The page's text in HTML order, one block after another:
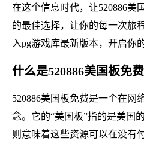
在这个信息时代，让520886美
的最佳选择，让你的每一次旅
入pg游戏库最新版本，开启你
什么是520886美国板免费
520886美国板免费是一个在网
念。它的“美国板”指的是美国
则意味着这些资源可以在没有